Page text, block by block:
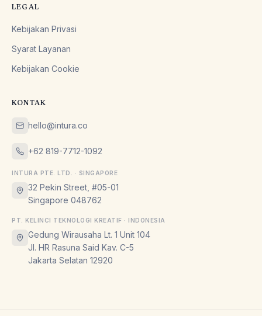
LEGAL
Kebijakan Privasi
Syarat Layanan
Kebijakan Cookie
KONTAK
hello@intura.co
+62 819-7712-1092
INTURA PTE. LTD. · SINGAPORE
32 Pekin Street, #05-01
Singapore 048762
PT. KELINCI TEKNOLOGI KREATIF · INDONESIA
Gedung Wirausaha Lt. 1 Unit 104
Jl. HR Rasuna Said Kav. C-5
Jakarta Selatan 12920